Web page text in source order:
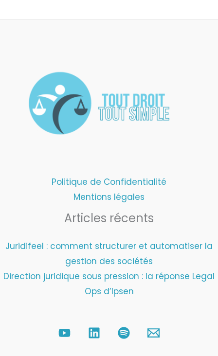
Politique de Confidentialité
Mentions légales
Articles récents
Juridifeel : comment structurer et automatiser la
gestion des sociétés
Direction juridique sous pression : la réponse Legal
Ops d’Ipsen